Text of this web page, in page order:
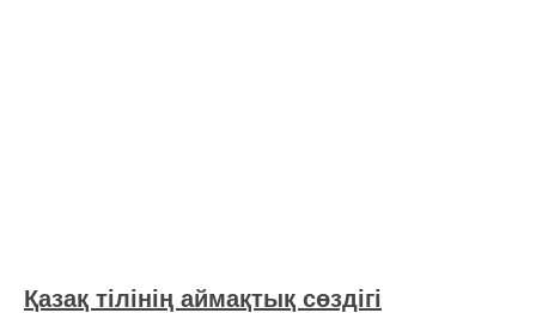
Қазақ тілінің аймақтық сөздігі